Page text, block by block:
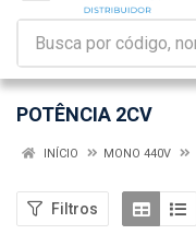
POTÊNCIA 2CV
INÍCIO MONO 440V
Filtros